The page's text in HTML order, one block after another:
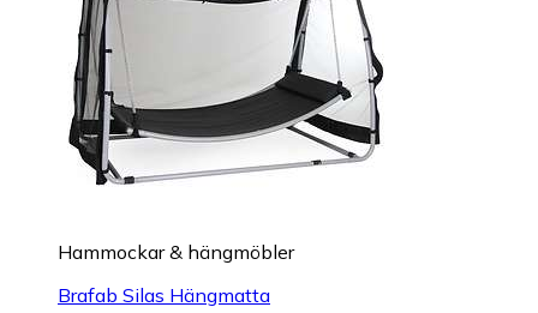
Hammockar & hängmöbler
Brafab Silas Hängmatta